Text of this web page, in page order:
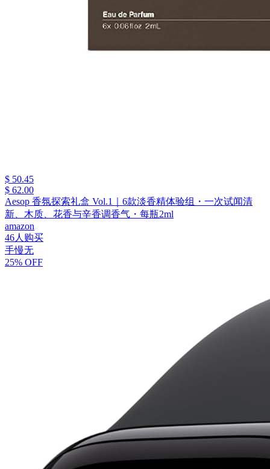
$ 50.45
$ 62.00
Aesop 香氛探索礼盒 Vol.1｜6款淡香精体验组・一次试闻清
新、木质、花香与辛香调香气・每瓶2ml
amazon
46人购买
手慢无
25% OFF